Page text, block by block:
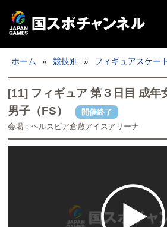
日程
取材記事
ホーム » 競技別 » フィギュアスケート
[11] フィギュア 第３日目 成年
男子（FS）
開催終了
会場：ヘルスピア倉敷アイスアリーナ